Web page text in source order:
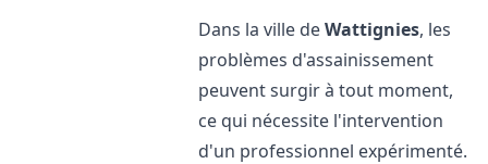
Dans la ville deWattignies, les
problèmes d'assainissement
peuvent surgir à tout moment,
ce qui nécessite l'intervention
d'un professionnel expérimenté.